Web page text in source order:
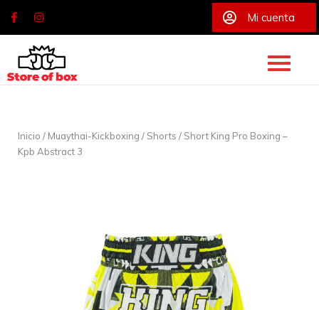
Mi cuenta
content
Inicio / Muaythai-Kickboxing / Shorts / Short King Pro Boxing –
Kpb Abstract 3